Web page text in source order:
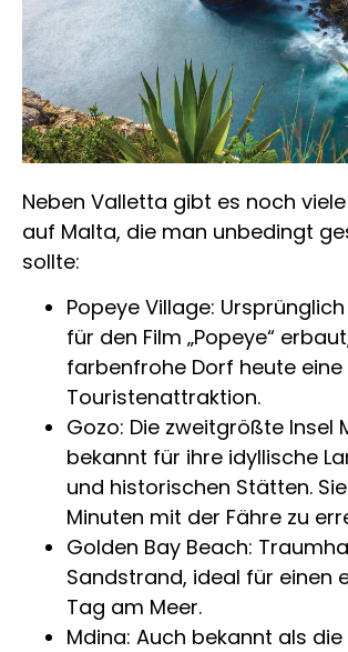
Neben Valletta gibt es noch
auf Malta, die man unbedingt
sollte:
Popeye Village:
für den Film „Popeye“
farbenfrohe Dorf heute
Touristenattraktion.
Gozo: Die zweitgrößte Insel
bekannt für ihre idyllische
und historischen Stätten.
Minuten mit der Fähre zu
Golden Bay Beach:
Sandstrand, ideal für einen
Tag am Meer.
Mdina: Auch bekannt als die